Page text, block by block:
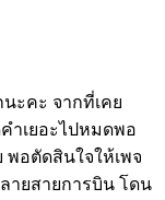
นะคะ จากที่เคย
ำเยอะไปหมดพอ
พอตัดสินใจให้เพจ
ลายสายการบิน โดน